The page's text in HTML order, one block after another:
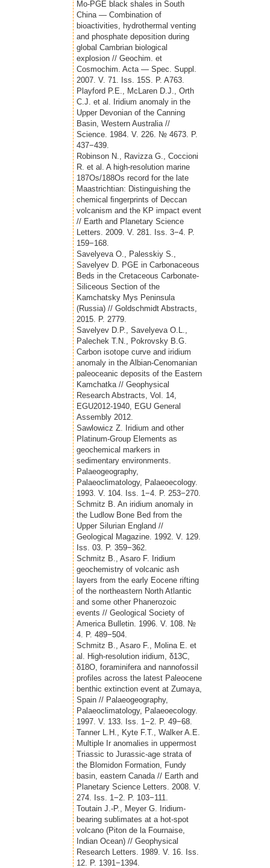
Mo-PGE black shales in South
China ― Combination of
bioactivities, hydrothermal venting
and phosphate deposition during
global Cambrian biological
explosion // Geochim. et
Cosmochim. Acta ― Spec. Suppl.
2007. V. 71. Iss. 15S. P. A763.
Playford P.E., McLaren D.J., Orth
C.J. et al. Iridium anomaly in the
Upper Devonian of the Canning
Basin, Western Australia //
Science. 1984. V. 226. № 4673. P.
437−439.
Robinson N., Ravizza G., Coccioni
R. et al. A high-resolution marine
187Os/188Os record for the late
Maastrichtian: Distinguishing the
chemical ﬁngerprints of Deccan
volcanism and the KP impact event
// Earth and Planetary Science
Letters. 2009. V. 281. Iss. 3−4. P.
159−168.
Savelyeva O., Palesskiy S.,
Savelyev D. PGE in Carbonaceous
Beds in the Cretaceous Carbonate-
Siliceous Section of the
Kamchatsky Mys Peninsula
(Russia) // Goldschmidt Abstracts,
2015. P. 2779.
Savelyev D.P., Savelyeva O.L.,
Palechek T.N., Pokrovsky B.G.
Carbon isotope curve and iridium
anomaly in the Albian-Cenomanian
paleoceanic deposits of the Eastern
Kamchatka // Geophysical
Research Abstracts, Vol. 14,
EGU2012-1940, EGU General
Assembly 2012.
Sawlowicz Z. Iridium and other
Platinum-Group Elements as
geochemical markers in
sedimentary environments.
Palaeogeography,
Palaeoclimatology, Palaeoecology.
1993. V. 104. Iss. 1−4. P. 253−270.
Schmitz B. An iridium anomaly in
the Ludlow Bone Bed from the
Upper Silurian England //
Geological Magazine. 1992. V. 129.
Iss. 03. P. 359−362.
Schmitz B., Asaro F. Iridium
geochemistry of volcanic ash
layers from the early Eocene rifting
of the northeastern North Atlantic
and some other Phanerozoic
events // Geological Society of
America Bulletin. 1996. V. 108. №
4. P. 489−504.
Schmitz B., Asaro F., Molina E. et
al. High-resolution iridium, δ13C,
δ18O, foraminifera and nannofossil
profiles across the latest Paleocene
benthic extinction event at Zumaya,
Spain // Palaeogeography,
Palaeoclimatology, Palaeoecology.
1997. V. 133. Iss. 1−2. P. 49−68.
Tanner L.H., Kyte F.T., Walker A.E.
Multiple Ir anomalies in uppermost
Triassic to Jurassic-age strata of
the Blomidon Formation, Fundy
basin, eastern Canada // Earth and
Planetary Science Letters. 2008. V.
274. Iss. 1−2. P. 103−111.
Toutain J.-P., Meyer G. Iridium-
bearing sublimates at a hot-spot
volcano (Piton de la Fournaise,
Indian Ocean) // Geophysical
Research Letters. 1989. V. 16. Iss.
12. P. 1391−1394.